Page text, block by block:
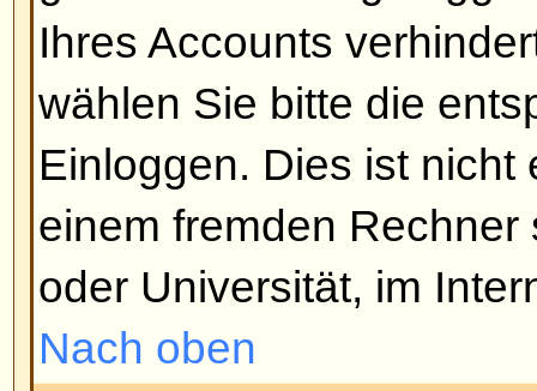
die OptionIch bin unter 12 Jahre
Anweisungen folgen. Falls dies
braucht Ihr Account eine
Boards muss eine Registrierung
werden, bevor Sie sich
durch Sie selbst oder durch
der Registrierung wird Ihnen